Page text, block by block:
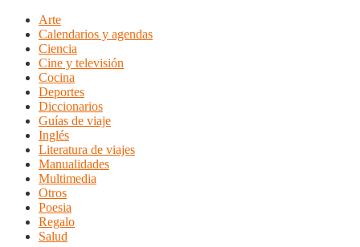
Arte
Calendarios y agendas
Ciencia
Cine y televisión
Cocina
Deportes
Diccionarios
Guías de viaje
Inglés
Literatura de viajes
Manualidades
Multimedia
Otros
Poesia
Regalo
Salud